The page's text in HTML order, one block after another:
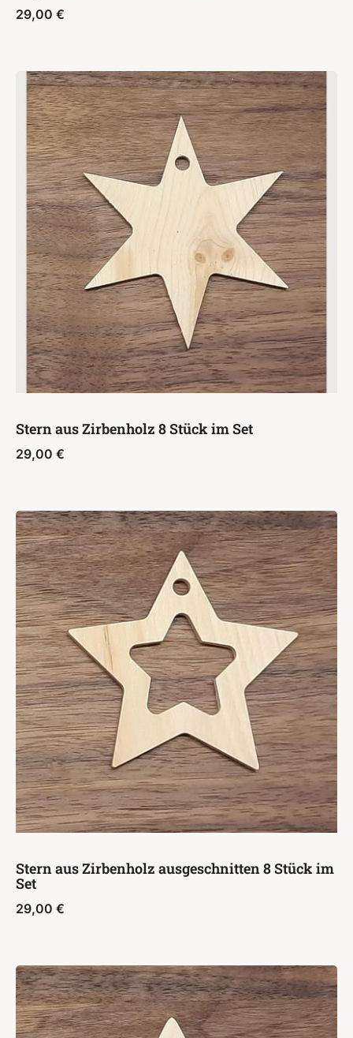
29,00 €
Stern aus Zirbenholz 8 Stück im Set
29,00 €
Stern aus Zirbenholz ausgeschnitten 8 Stück im
Set
29,00 €